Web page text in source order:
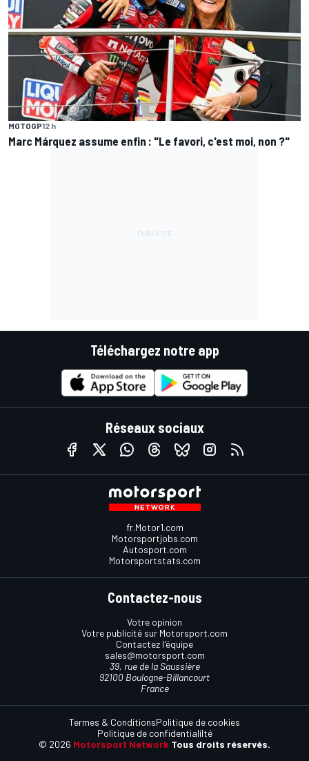
MOTOGP12 h
Marc Márquez assume enfin : "Le favori, c'est moi, non ?"
Téléchargez notre app
Réseaux sociaux
fr.Motor1.com
Motorsportjobs.com
Autosport.com
Motorsportstats.com
Contactez-nous
Votre opinion
Votre publicité sur Motorsport.com
Contactez l'équipe
sales@motorsport.com
39, rue de la Saussière
92100 Boulogne-Billancourt
France
© 2026 Motorsport Network Tous droits réservés.
Termes & ConditionsPolitique de cookies
Politique de confidentialilté